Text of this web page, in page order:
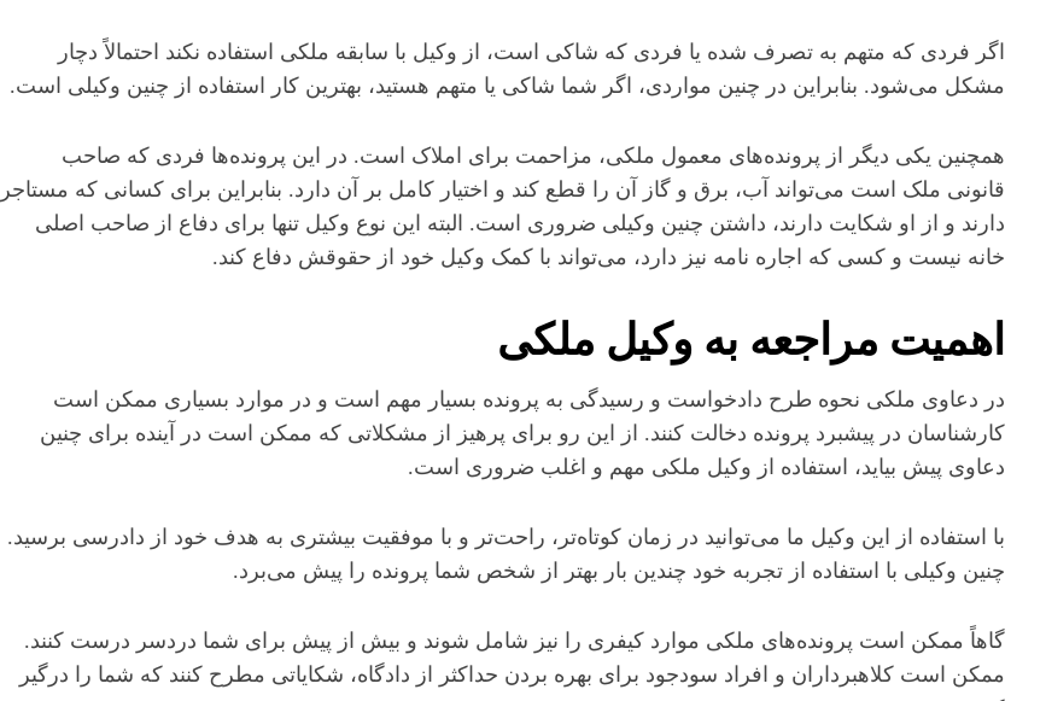
اگر فردی که متهم به تصرف شده یا فردی که شاکی است، از وکیل با سابقه ملکی استفاده نکند احتمالاً دچار
مشکل می‌شود. بنابراین در چنین مواردی، اگر شما شاکی یا متهم هستید، بهترین کار استفاده از چنین وکیلی است.
همچنین یکی دیگر از پرونده‌های معمول ملکی، مزاحمت برای املاک است. در این پرونده‌ها فردی که صاحب
قانونی ملک است می‌تواند آب، برق و گاز آن را قطع کند و اختیار کامل بر آن دارد. بنابراین برای کسانی که مستاجر
دارند و از او شکایت دارند، داشتن چنین وکیلی ضروری است. البته این نوع وکیل تنها برای دفاع از صاحب اصلی
خانه نیست و کسی که اجاره نامه نیز دارد، می‌تواند با کمک وکیل خود از حقوقش دفاع کند.
اهمیت مراجعه به وکیل ملکی
در دعاوی ملکی نحوه طرح دادخواست و رسیدگی به پرونده بسیار مهم است و در موارد بسیاری ممکن است
کارشناسان در پیشبرد پرونده دخالت کنند. از این رو برای پرهیز از مشکلاتی که ممکن است در آینده برای چنین
دعاوی پیش بیاید، استفاده از وکیل ملکی مهم و اغلب ضروری است.
با استفاده از این وکیل ما می‌توانید در زمان کوتاه‌تر، راحت‌تر و با موفقیت بیشتری به هدف خود از دادرسی برسید.
چنین وکیلی با استفاده از تجربه خود چندین بار بهتر از شخص شما پرونده را پیش می‌برد.
گاهاً ممکن است پرونده‌های ملکی موارد کیفری را نیز شامل شوند و بیش از پیش برای شما دردسر درست کنند.
ممکن است کلاهبرداران و افراد سودجود برای بهره بردن حداکثر از دادگاه، شکایاتی مطرح کنند که شما را درگیر